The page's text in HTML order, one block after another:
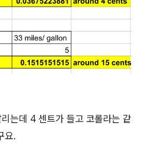
는데 4 센트가 들고 코롤라는 같
요.